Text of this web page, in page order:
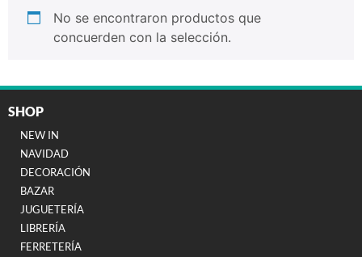
No se encontraron productos que
concuerden con la selección.
SHOP
NEW IN
NAVIDAD
DECORACIÓN
BAZAR
JUGUETERÍA
LIBRERÍA
FERRETERÍA